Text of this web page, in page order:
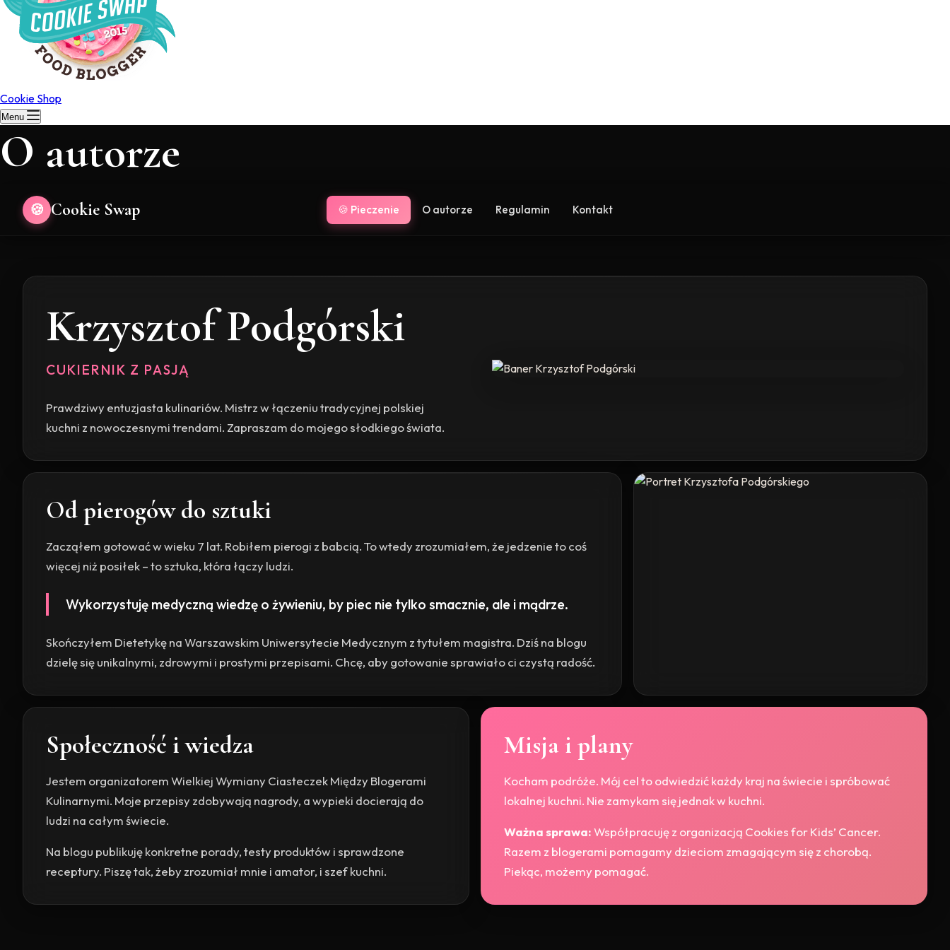
Cookie Shop
Menu
O autorze
🍪 Cookie Swap 🍪 Pieczenie O autorze Regulamin Kontakt
Krzysztof Podgórski
CUKIERNIK Z PASJĄ
Prawdziwy entuzjasta kulinariów. Mistrz w łączeniu tradycyjnej polskiej
kuchni z nowoczesnymi trendami. Zapraszam do mojego słodkiego świata.
Od pierogów do sztuki
Zacząłem gotować w wieku 7 lat. Robiłem pierogi z babcią. To wtedy zrozumiałem, że jedzenie to coś
więcej niż posiłek – to sztuka, która łączy ludzi.
Wykorzystuję medyczną wiedzę o żywieniu, by piec nie tylko smacznie, ale i mądrze.
Skończyłem Dietetykę na Warszawskim Uniwersytecie Medycznym z tytułem magistra. Dziś na blogu
dzielę się unikalnymi, zdrowymi i prostymi przepisami. Chcę, aby gotowanie sprawiało ci czystą radość.
Społeczność i wiedza
Jestem organizatorem Wielkiej Wymiany Ciasteczek Między Blogerami
Kulinarnymi. Moje przepisy zdobywają nagrody, a wypieki docierają do
ludzi na całym świecie.
Na blogu publikuję konkretne porady, testy produktów i sprawdzone
receptury. Piszę tak, żeby zrozumiał mnie i amator, i szef kuchni.
Misja i plany
Kocham podróże. Mój cel to odwiedzić każdy kraj na świecie i spróbować
lokalnej kuchni. Nie zamykam się jednak w kuchni.
Ważna sprawa:Współpracuję z organizacją Cookies for Kids’ Cancer.
Razem z blogerami pomagamy dzieciom zmagającym się z chorobą.
Piekąc, możemy pomagać.